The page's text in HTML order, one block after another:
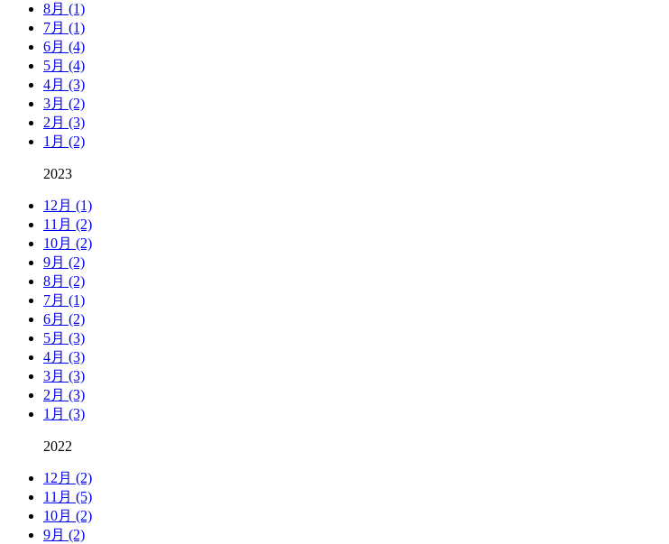
8月 (1)
7月 (1)
6月 (4)
5月 (4)
4月 (3)
3月 (2)
2月 (3)
1月 (2)
2023
12月 (1)
11月 (2)
10月 (2)
9月 (2)
8月 (2)
7月 (1)
6月 (2)
5月 (3)
4月 (3)
3月 (3)
2月 (3)
1月 (3)
2022
12月 (2)
11月 (5)
10月 (2)
9月 (2)